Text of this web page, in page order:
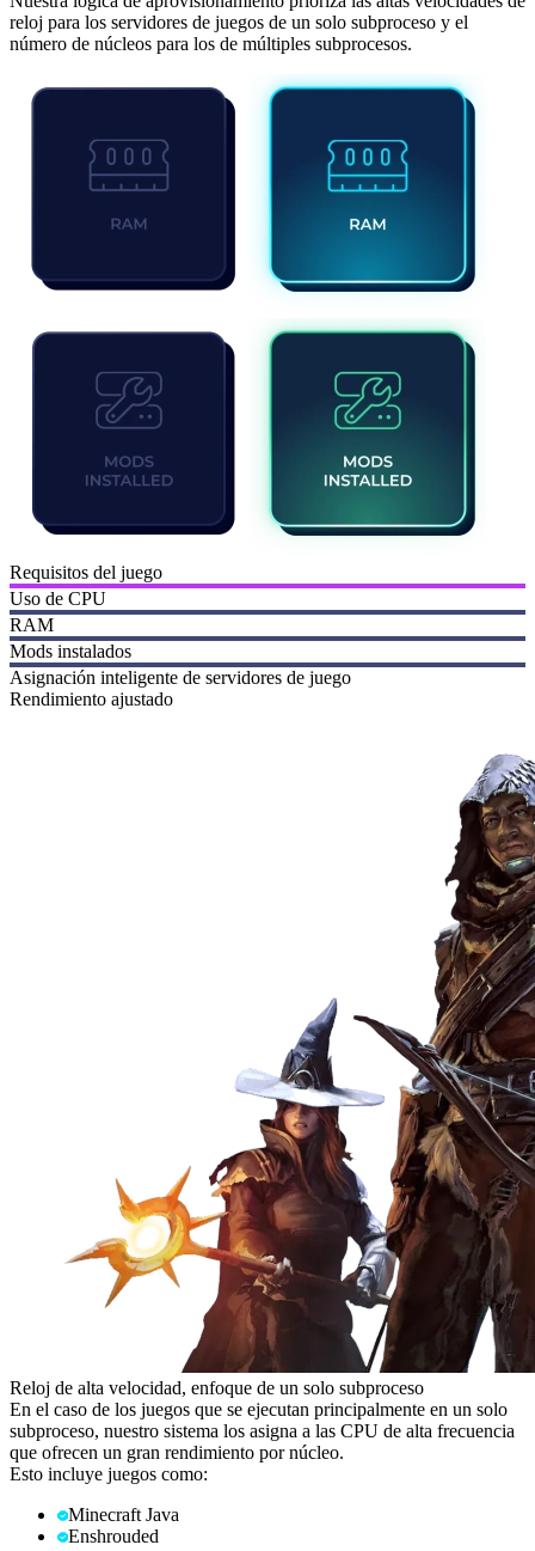
reloj para los servidores de juegos de un solo subproceso y el
número de núcleos para los de múltiples subprocesos.
Requisitos del juego
Uso de CPU
RAM
Mods instalados
Asignación inteligente de servidores de juego
Rendimiento ajustado
Reloj de alta velocidad, enfoque de un solo subproceso
En el caso de los juegos que se ejecutan principalmente en un solo
subproceso, nuestro sistema los asigna a las CPU de alta frecuencia
que ofrecen un gran rendimiento por núcleo.
Esto incluye juegos como:
Minecraft Java
Enshrouded